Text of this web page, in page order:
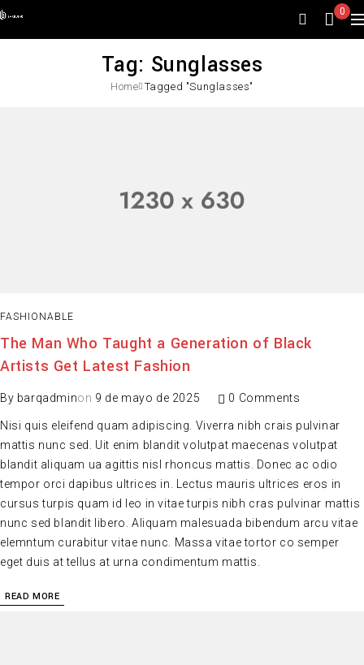
0
Tag: Sunglasses
Home Tagged "Sunglasses"
FASHIONABLE
The Man Who Taught a Generation of Black
Artists Get Latest Fashion
By barqadminon 9 de mayo de 2025 0 Comments
Nisi quis eleifend quam adipiscing. Viverra nibh crais pulvinar
mattis nunc sed. Uit enim blandit volutpat maecenas volutpat
blandit aliquam ua agittis nisl rhoncus mattis. Donec ac odio
tempor orci dapibus ultrices in. Lectus mauris ultrices eros in
cursus turpis quam id leo in vitae turpis nibh cras pulvinar mattis
nunc sed blandit libero. Aliquam malesuada bibendum arcu vitae
elemntum curabitur vitae nunc. Massa vitae tortor co semper
eget duis at tellus at urna condimentum mattis.
READ MORE